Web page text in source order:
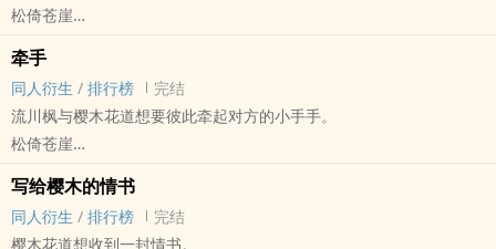
松倚苍崖
牵手
同人衍生 / 排行榜
完结
流川枫与樱木花道想要彼此牵起对方的小手手。
松倚苍崖
完结
写给樱木的情书
同人衍生 / 排行榜
完结
樱木花道想收到一封情书。